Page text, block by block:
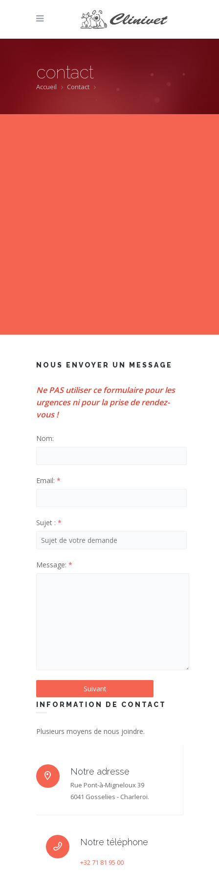
contact
Accueil Contact
NOUS ENVOYER UN MESSAGE
Ne PAS utiliser ce formulaire pour les
urgences ni pour la prise de rendez-
vous !
Nom:
Email: *
Sujet : *
Message: *
INFORMATION DE CONTACT
Plusieurs moyens de nous joindre.
Notre adresse
Rue Pont-à-Migneloux 39
6041 Gosselies - Charleroi.
Notre téléphone
+32 71 81 95 00